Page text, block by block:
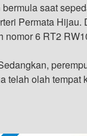
saat
Permata
nomor 6 RT2
telah olah tempat